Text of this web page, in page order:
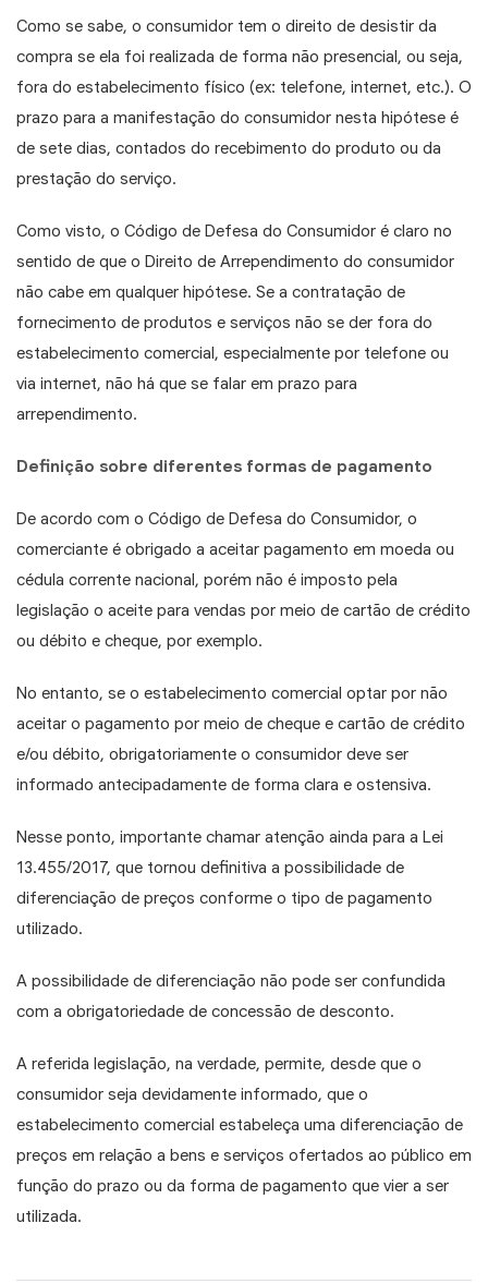
Como se sabe, o consumidor tem o direito de desistir da
compra se ela foi realizada de forma não presencial, ou seja,
fora do estabelecimento físico (ex: telefone, internet, etc.). O
prazo para a manifestação do consumidor nesta hipótese é
de sete dias, contados do recebimento do produto ou da
prestação do serviço.
Como visto, o Código de Defesa do Consumidor é claro no
sentido de que o Direito de Arrependimento do consumidor
não cabe em qualquer hipótese. Se a contratação de
fornecimento de produtos e serviços não se der fora do
estabelecimento comercial, especialmente por telefone ou
via internet, não há que se falar em prazo para
arrependimento.
Definição sobre diferentes formas de pagamento
De acordo com o Código de Defesa do Consumidor, o
comerciante é obrigado a aceitar pagamento em moeda ou
cédula corrente nacional, porém não é imposto pela
legislação o aceite para vendas por meio de cartão de crédito
ou débito e cheque, por exemplo.
No entanto, se o estabelecimento comercial optar por não
aceitar o pagamento por meio de cheque e cartão de crédito
e/ou débito, obrigatoriamente o consumidor deve ser
informado antecipadamente de forma clara e ostensiva.
Nesse ponto, importante chamar atenção ainda para a Lei
13.455/2017, que tornou definitiva a possibilidade de
diferenciação de preços conforme o tipo de pagamento
utilizado.
A possibilidade de diferenciação não pode ser confundida
com a obrigatoriedade de concessão de desconto.
A referida legislação, na verdade, permite, desde que o
consumidor seja devidamente informado, que o
estabelecimento comercial estabeleça uma diferenciação de
preços em relação a bens e serviços ofertados ao público em
função do prazo ou da forma de pagamento que vier a ser
utilizada.